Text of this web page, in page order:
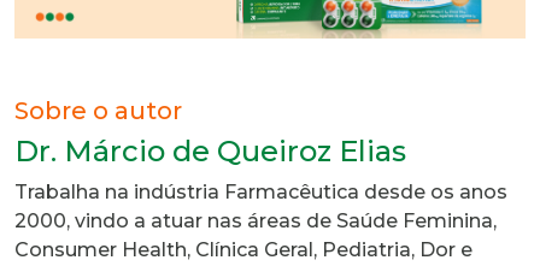
Sobre o autor
Dr. Márcio de Queiroz Elias
Trabalha na indústria Farmacêutica desde os anos
2000, vindo a atuar nas áreas de Saúde Feminina,
Consumer Health, Clínica Geral, Pediatria, Dor e